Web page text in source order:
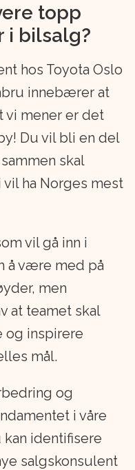
medarbeidere
dag for å gi
servicen de
over 4 900 biler,
kroner.
Gjennom
utvikle
og ledere –
våre
forbedring
- Norges
for Toyota.
for ca. 6 500
over 18 000
topp
i bilsalg?
hos Toyota Oslo
innebærer at
vi mener er det
Du vil bli en del
skal
vil ha Norges mest
vil gå inn i
å være med på
men
at teamet skal
og inspirere
mål.
og
i våre
identifisere
salgskonsulent